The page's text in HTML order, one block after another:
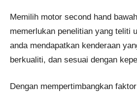
Memilih motor second hand
memerlukan penelitian yang teliti
anda mendapatkan kenderaan
berkualiti, dan sesuai dengan
Dengan mempertimbangkan